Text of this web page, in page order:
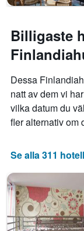
Billigaste
Dessa
natt av dem vi
vilka datum du
fler alternativ om
Se alla 311 hotell